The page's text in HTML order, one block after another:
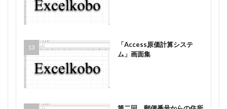
「Access原価計算システ
ム」画面集